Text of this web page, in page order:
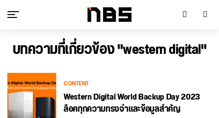
บทความที่เกี่ยวข้อง "western digital"
CONTENT
Western Digital World Backup Day 2023
ล็อคทุกความทรงจำและข้อมูลสำคัญ